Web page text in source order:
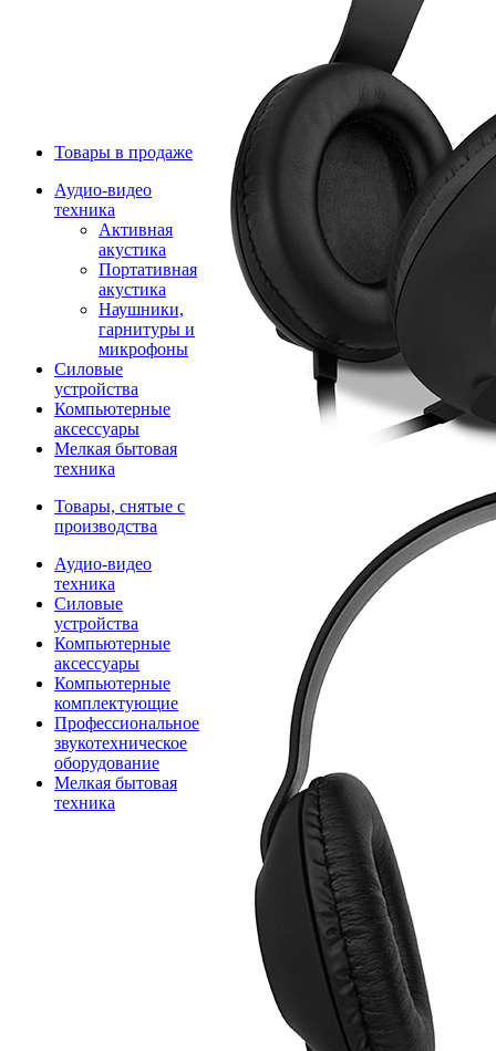
Товары в продаже
Аудио-видео
техника
Активная
акустика
Портативная
акустика
Наушники,
гарнитуры и
микрофоны
Силовые
устройства
Компьютерные
аксессуары
Мелкая бытовая
техника
Товары, снятые с
производства
Аудио-видео
техника
Силовые
устройства
Компьютерные
аксессуары
Компьютерные
комплектующие
Профессиональное
звукотехническое
оборудование
Мелкая бытовая
техника